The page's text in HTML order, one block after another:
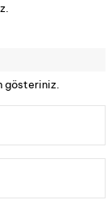
gösteriniz.